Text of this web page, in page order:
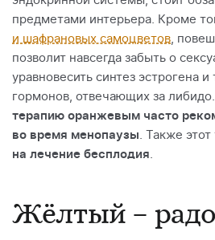
предметами интерьера. Кроме
и шафрановых самоцветов ,
позволит навсегда забыть о
уравновесить синтез эстрогена и
гормонов, отвечающих за
терапию оранжевым часто
во время менопаузы . Также этот
на лечение бесплодия
Жёлтый –